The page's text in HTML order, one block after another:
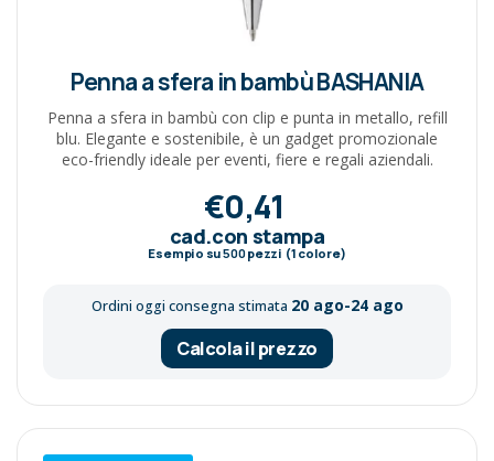
Penna a sfera in bambù BASHANIA
Penna a sfera in bambù con clip e punta in metallo, refill
blu. Elegante e sostenibile, è un gadget promozionale
eco-friendly ideale per eventi, fiere e regali aziendali.
€0,41
cad.con stampa
Esempio su500pezzi (1 colore)
Ordini oggi consegna stimata 20 ago-24 ago
Calcola il prezzo